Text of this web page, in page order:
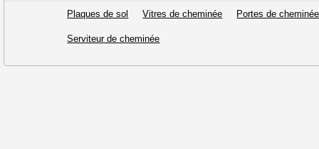
Plaques de sol Vitres de cheminée Portes de cheminée
Serviteur de cheminée